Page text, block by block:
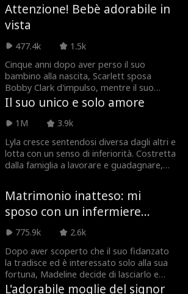
tutto per difendere Raina.
Attenzione! Bebè adorabile in
vista
477.4k
1.5k
Cinque anni dopo aver perso il suo
bambino alla nascita, Scarlett sposa
Bobby Clark d'impulso, mentre il suo
adorabile figlio, Charlie, insiste nel
chiamarla "mamma". Quando Bobby
rivelerà di essere segretamente un
donna che sostiene di essere la mamma
di Charlie? È solo una favola, o Scarlett
troverà il suo lieto fine?
Il suo unico e solo amore
1M
3.9k
Lyla cresce sentendosi diversa dagli altri e
lotta con un senso di inferiorità. Costretta
dalla famiglia a lavorare e guadagnare,
compleanno, Lyla desidera il vero amore.
Mentre lavora part-time, salva Leo, un
affascinante e gentile presidente, e
inaspettatamente rimane incinta. Leo la
accoglie e si prende cura di lei con
dolcezza, e col tempo il loro amore
sboccia. Tuttavia, mentre svelano il
mistero del passato di Lyla, si trovano
invischiati in una rete di cospirazioni e
Matrimonio inatteso: mi
sposo con un infermiere
miliardario
775.9k
2.6k
Dopo aver scoperto che il suo fidanzato
la tradisce ed è interessato solo alla sua
fortuna, Madeline decide di lasciarlo e
accidentalmente si sposa con Caden, un
L'adorabile moglie del signor